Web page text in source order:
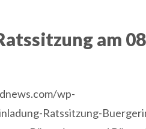
am
wp-
Ratssitzung-